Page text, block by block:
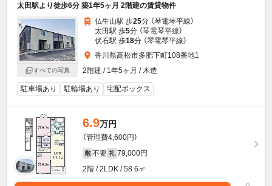
太田駅より徒歩6分 築1年5ヶ月 2階建の賃貸物件
すべての写真
仏生山駅 歩25分 （琴電琴平線）
太田駅 歩5分 （琴電琴平線）
伏石駅 歩18分 （琴電琴平線）
香川県高松市多肥下町108番地1
2階建 / 1年5ヶ月 / 木造
駐車場あり 駐輪場あり 宅配ボックス
6.9万円
（管理費4,600円）
敷 不要 礼 79,000円
2階 / 2LDK / 58.6㎡